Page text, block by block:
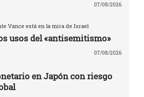
07/08/2026
Vance está en la mira de Israel
usos del «antisemitismo»
07/08/2026
en Japón con riesgo